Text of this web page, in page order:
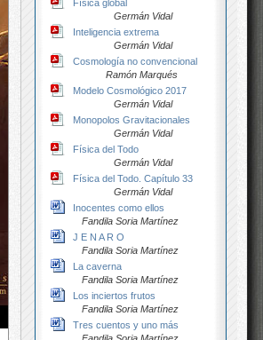
Física global
Germán Vidal
Inteligencia extrema
Germán Vidal
Cosmología no convencional
Ramón Marqués
Modelo Cosmológico 2017
Germán Vidal
Monopolos Gravitacionales
Germán Vidal
Física del Todo
Germán Vidal
Física del Todo. Capítulo 33
Germán Vidal
Inocentes como ellos
Fandila Soria Martínez
J E N A R O
Fandila Soria Martínez
La caverna
Fandila Soria Martínez
Los inciertos frutos
Fandila Soria Martínez
Tres cuentos y uno más
Fandila Soria Martínez